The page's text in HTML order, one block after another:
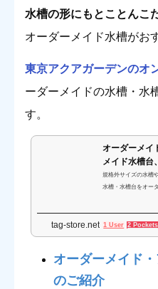
水槽の形にもとことんこ
オーダーメイド水槽がお
東京アクアガーデンのオ
ーダーメイドの水槽・水
す。
オーダーメイ
メイド水槽台
規格外サイズの水槽
水槽・水槽台をオー
のアクアリウムを手
tag-store.net 1 User 2 Pockets
オーダーメイド
のご紹介